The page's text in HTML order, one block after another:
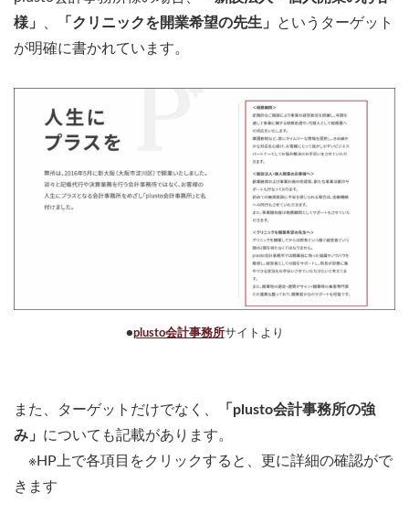
様」
、 「クリニックを開業希望の先生」
というターゲット
が明確に書かれています。
●plusto会計事務所サイトより
また、ターゲットだけでなく、
「plusto会計事務所の強
み」 についても記載があります。
※HP上で各項目をクリックすると、更に詳細の確認がで
きます